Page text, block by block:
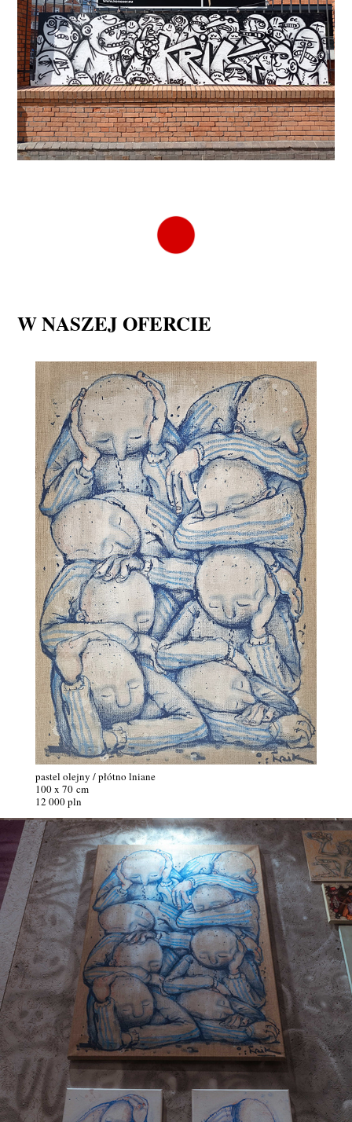
W NASZEJ OFERCIE
pastel olejny / płótno lniane
100 x 70 cm
12 000 pln